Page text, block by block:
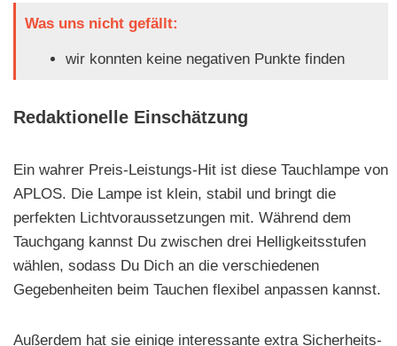
Was uns nicht gefällt:
wir konnten keine negativen Punkte finden
Redaktionelle Einschätzung
Ein wahrer Preis-Leistungs-Hit ist diese Tauchlampe von
APLOS. Die Lampe ist klein, stabil und bringt die
perfekten Lichtvoraussetzungen mit. Während dem
Tauchgang kannst Du zwischen drei Helligkeitsstufen
wählen, sodass Du Dich an die verschiedenen
Gegebenheiten beim Tauchen flexibel anpassen kannst.
Außerdem hat sie einige interessante extra Sicherheits-